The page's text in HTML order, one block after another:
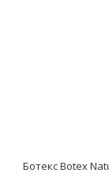
Ботекс Botex